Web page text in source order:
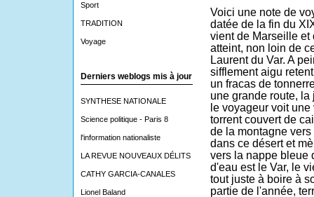
Sport
TRADITION
Voyage
Derniers weblogs mis à jour
SYNTHESE NATIONALE
Science politique - Paris 8
l'information nationaliste
LA REVUE NOUVEAUX DÉLITS
CATHY GARCIA-CANALES
Lionel Baland
Voici une note de
datée de la fin du
vient de Marseille et
atteint, non loin de
Laurent du Var. A
sifflement aigu
un fracas de
une grande route, la
le voyageur voit
torrent couvert de
de la montagne
dans ce désert et
vers la nappe bleue
d'eau est le Var, le
tout juste à boire à
partie de l'année,